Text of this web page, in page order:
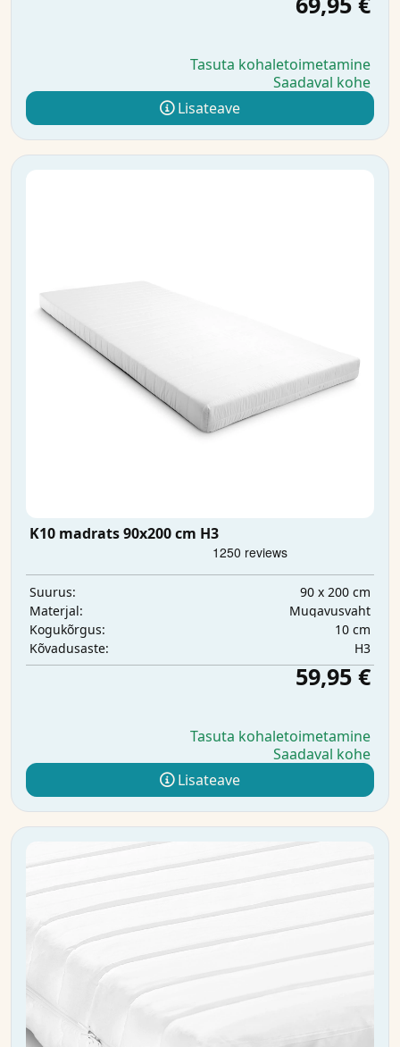
Tasuta kohaletoimetamine
Saadaval kohe
Lisateave
K10 madrats 90x200 cm H3
Suurus:
90 x 200 cm
Materjal:
Mugavusvaht
Kogukõrgus:
10 cm
Kõvadusaste:
H3
59,95 €
Tasuta kohaletoimetamine
Saadaval kohe
Lisateave